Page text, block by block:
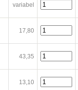
variabel
17,80
43,35
13,10